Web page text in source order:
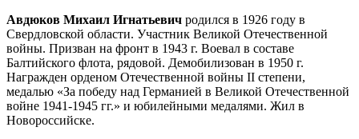
Авдюков Михаил Игнатьевич родился в 1926 году в
Свердловской области. Участник Великой Отечественной
войны. Призван на фронт в 1943 г. Воевал в составе
Балтийского флота, рядовой. Демобилизован в 1950 г.
Награжден орденом Отечественной войны II степени,
медалью «За победу над Германией в Великой Отечественной
войне 1941-1945 гг.» и юбилейными медалями. Жил в
Новороссийске.